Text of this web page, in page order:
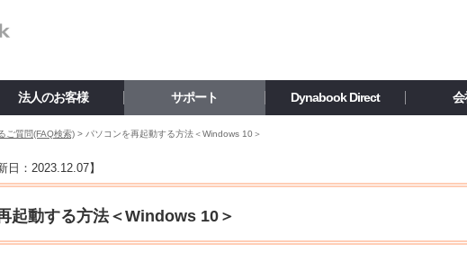
法人のお客様 サポート Dynabook Direct 会
ご質問(FAQ検索) > パソコンを再起動する方法＜Windows 10＞
日： 2023.12.07】
起動する方法＜Windows 10＞